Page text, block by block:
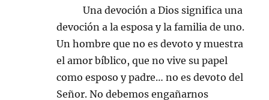
Una devoción a Dios significa una
devoción a la esposa y la familia de uno.
Un hombre que no es devoto y muestra
el amor bíblico, que no vive su papel
como esposo y padre… no es devoto del
Señor. No debemos engañarnos